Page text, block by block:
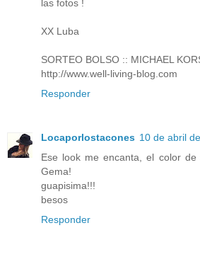
las fotos !
XX Luba
SORTEO BOLSO :: MICHAEL
http://www.well-living-blog.com
Responder
Locaporlostacones 10 de abril
Ese look me encanta, el color
Gema!
guapisima!!!
besos
Responder